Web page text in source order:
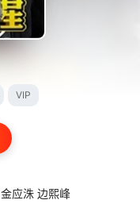
VIP
金应洙 边熙峰